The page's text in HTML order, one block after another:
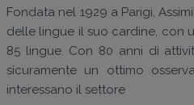
Fondata nel 1929 a Parigi,
delle lingue il suo cardine, con
85 lingue. Con 80 anni di
sicuramente un ottimo
interessano il settore